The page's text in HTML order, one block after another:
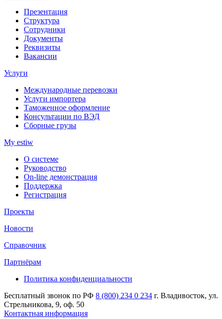
Презентация
Структура
Сотрудники
Документы
Реквизиты
Вакансии
Услуги
Международные перевозки
Услуги импортера
Таможенное оформление
Консультации по ВЭД
Сборные грузы
My estiw
О системе
Руководство
On-line демонстрация
Поддержка
Регистрация
Проекты
Новости
Справочник
Партнёрам
Политика конфиденциальности
Бесплатный звонок по РФ 8 (800) 234 0 234 г. Владивосток, ул.
Стрельникова, 9, оф. 50
Контактная информация